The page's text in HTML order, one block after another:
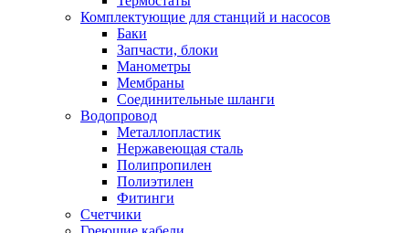
Комплектующие для станций и насосов
Баки
Запчасти, блоки
Манометры
Мембраны
Соединительные шланги
Водопровод
Металлопластик
Нержавеющая сталь
Полипропилен
Полиэтилен
Фитинги
Счетчики